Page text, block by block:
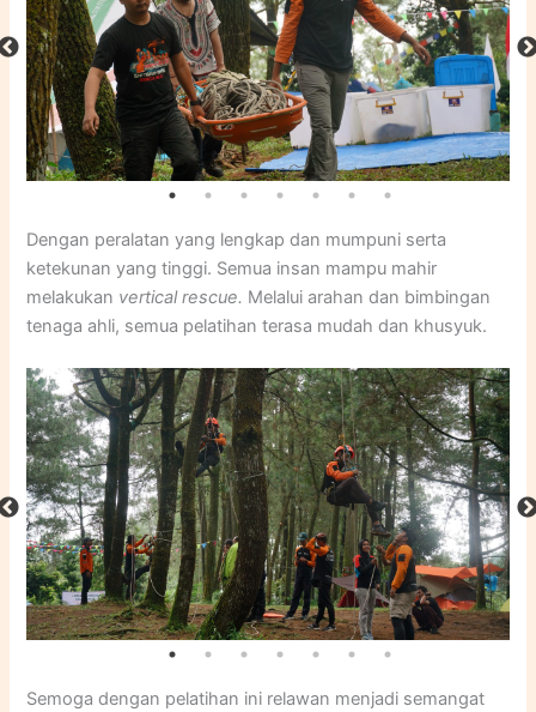
Dengan peralatan yang lengkap dan mumpuni serta
ketekunan yang tinggi. Semua insan mampu mahir
melakukan vertical rescue. Melalui arahan dan bimbingan
tenaga ahli, semua pelatihan terasa mudah dan khusyuk.
Semoga dengan pelatihan ini relawan menjadi semangat